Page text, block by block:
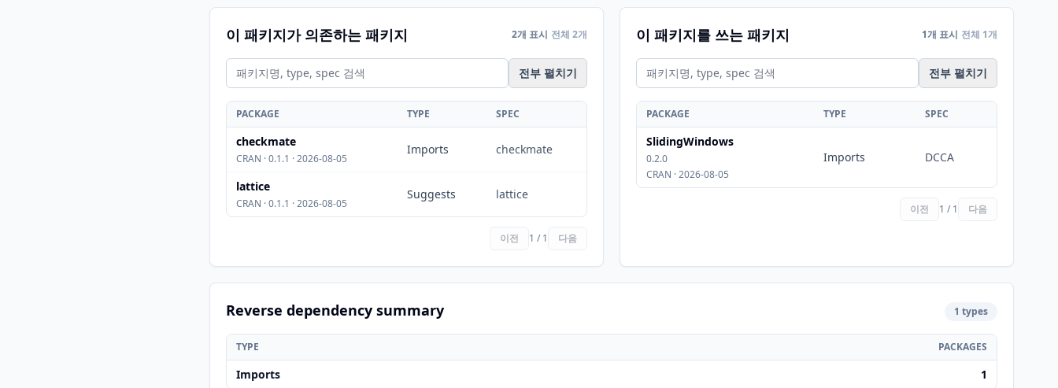
이 패키지가 의존하는 패키지 2개 표시 전체 2개
전부 펼치기
PACKAGE TYPE SPEC
checkmate
CRAN · 0.1.1 · 2026-08-05
Imports checkmate
lattice
CRAN · 0.1.1 · 2026-08-05
Suggests lattice
이전 1 / 1 다음
이 패키지를 쓰는 패키지 1개 표시 전체 1개
전부 펼치기
PACKAGE TYPE SPEC
SlidingWindows
0.2.0
CRAN · 2026-08-05
Imports DCCA
이전 1 / 1 다음
Reverse dependency summary 1 types
TYPE PACKAGES
Imports 1